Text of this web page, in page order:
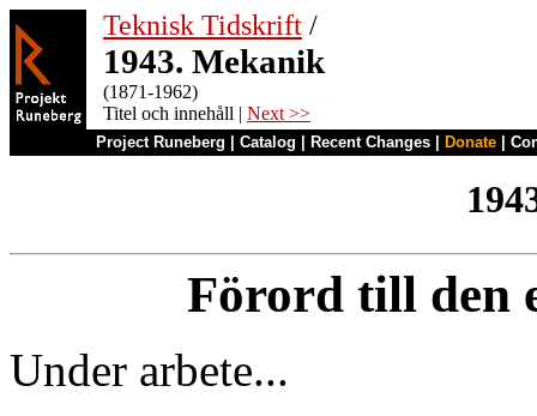
Teknisk Tidskrift /
1943. Mekanik
(1871-1962)
Titel och innehåll | Next >>
Project Runeberg Catalog Recent Changes Donate
Förord till den
Under arbete...